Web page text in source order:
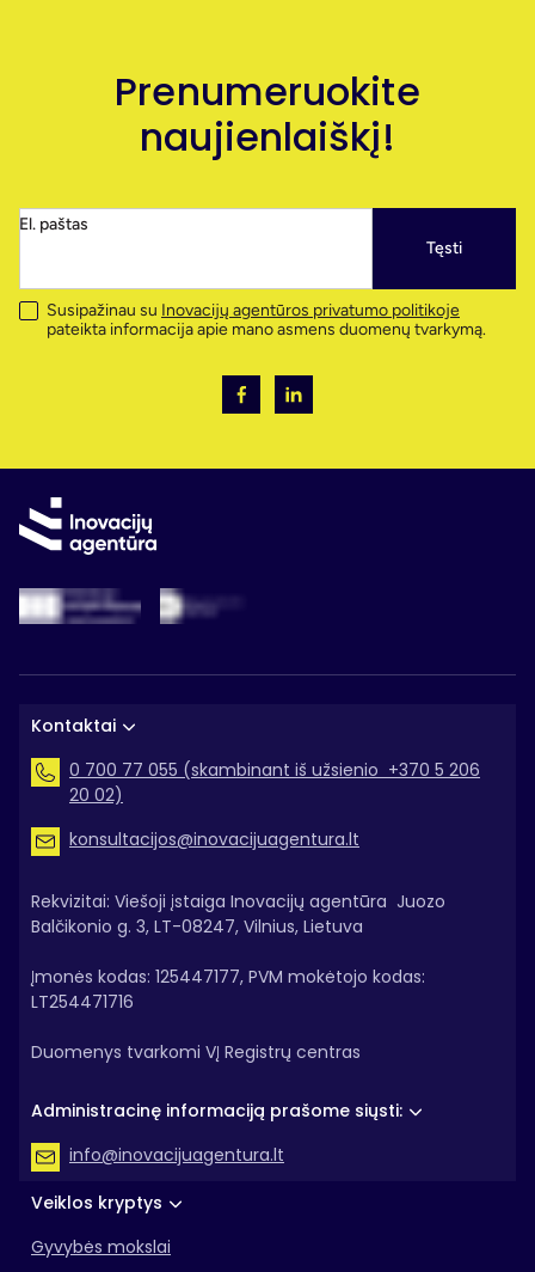
Prenumeruokite
naujienlaiškį!
El. paštas
Tęsti
Susipažinau su Inovacijų agentūros privatumo politikoje
pateikta informacija apie mano asmens duomenų tvarkymą.
Veiklos kryptys
Gyvybės mokslai
Kontaktai
0 700 77 055 (skambinant iš užsienio +370 5 206
20 02)
konsultacijos@inovacijuagentura.lt
Rekvizitai: Viešoji įstaiga Inovacijų agentūra Juozo
Balčikonio g. 3, LT-08247, Vilnius, Lietuva
Įmonės kodas: 125447177, PVM mokėtojo kodas:
LT254471716
Duomenys tvarkomi VĮ Registrų centras
Administracinę informaciją prašome siųsti:
info@inovacijuagentura.lt